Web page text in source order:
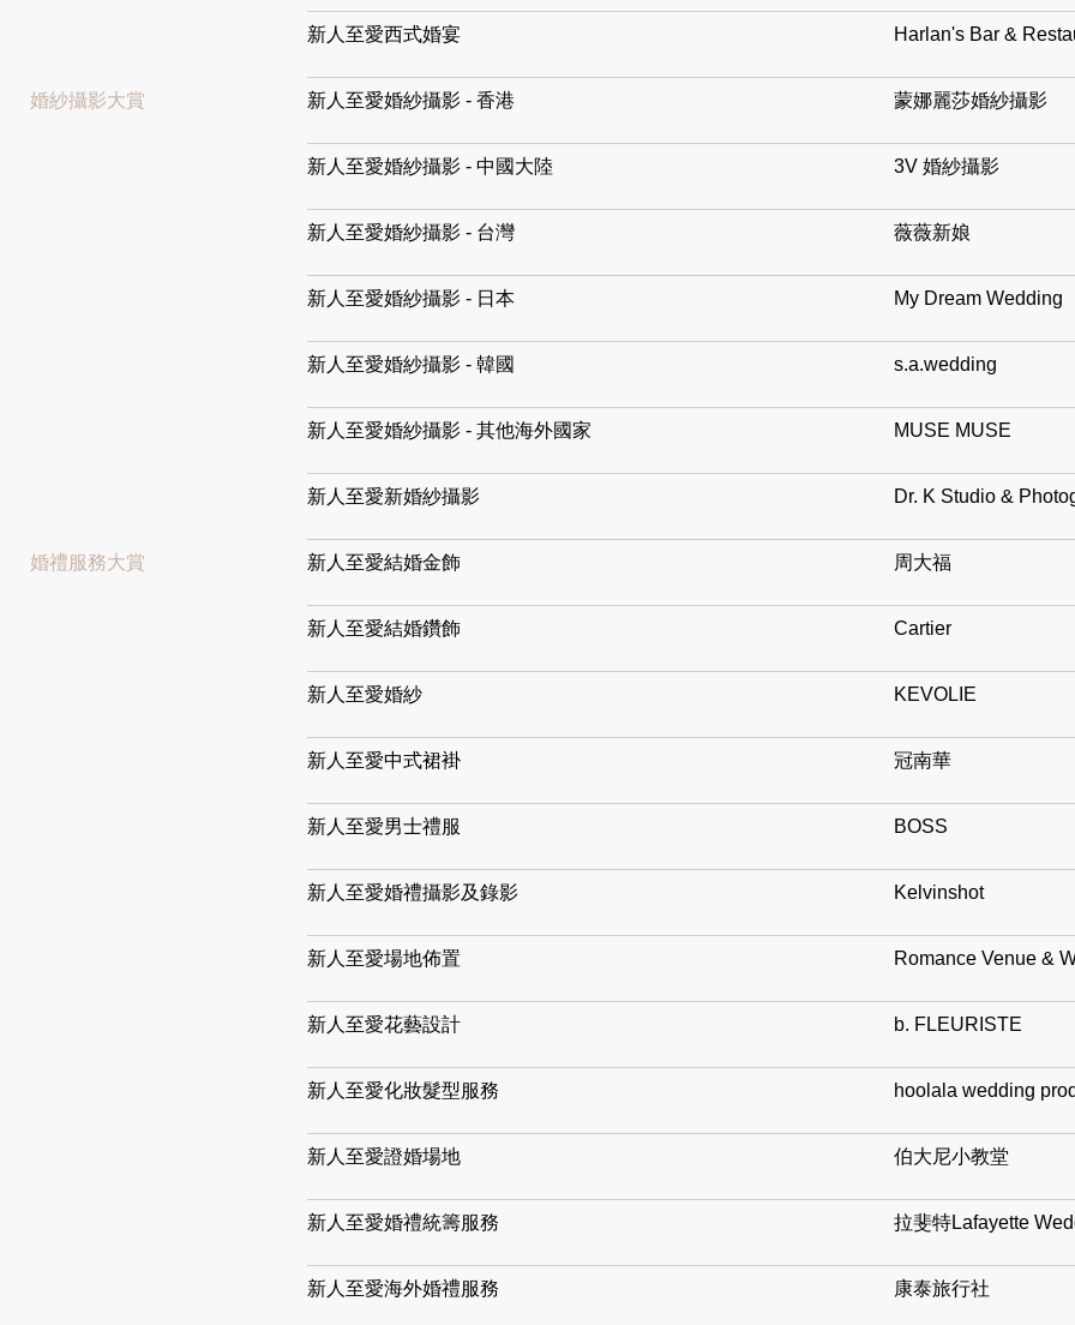
新人至愛西式婚宴 Harlan's Bar &
婚紗攝影大賞 新人至愛婚紗攝影 - 香港 蒙娜麗莎婚紗攝影
新人至愛婚紗攝影 - 中國大陸 3V 婚紗攝影
新人至愛婚紗攝影 - 台灣 薇薇新娘
新人至愛婚紗攝影 - 日本 My Dream Wedding
新人至愛婚紗攝影 - 韓國 s.a.wedding
新人至愛婚紗攝影 - 其他海外國家 MUSE MUSE
新人至愛新婚紗攝影 Dr. K Studio &
婚禮服務大賞 新人至愛結婚金飾 周大福
新人至愛結婚鑽飾 Cartier
新人至愛婚紗 KEVOLIE
新人至愛中式裙褂 冠南華
新人至愛男士禮服 BOSS
新人至愛婚禮攝影及錄影 Kelvinshot
新人至愛場地佈置 Romance Venue &
新人至愛花藝設計 b. FLEURISTE
新人至愛化妝髮型服務 hoolala wedding
新人至愛證婚場地 伯大尼小教堂
新人至愛婚禮統籌服務 拉斐特Lafayette
新人至愛海外婚禮服務 康泰旅行社